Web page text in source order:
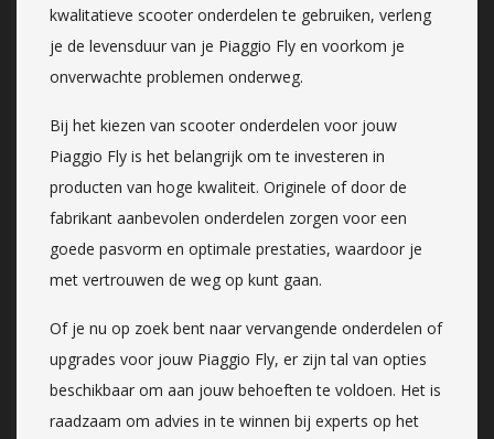
kwalitatieve scooter onderdelen te gebruiken, verleng
je de levensduur van je Piaggio Fly en voorkom je
onverwachte problemen onderweg.
Bij het kiezen van scooter onderdelen voor jouw
Piaggio Fly is het belangrijk om te investeren in
producten van hoge kwaliteit. Originele of door de
fabrikant aanbevolen onderdelen zorgen voor een
goede pasvorm en optimale prestaties, waardoor je
met vertrouwen de weg op kunt gaan.
Of je nu op zoek bent naar vervangende onderdelen of
upgrades voor jouw Piaggio Fly, er zijn tal van opties
beschikbaar om aan jouw behoeften te voldoen. Het is
raadzaam om advies in te winnen bij experts op het